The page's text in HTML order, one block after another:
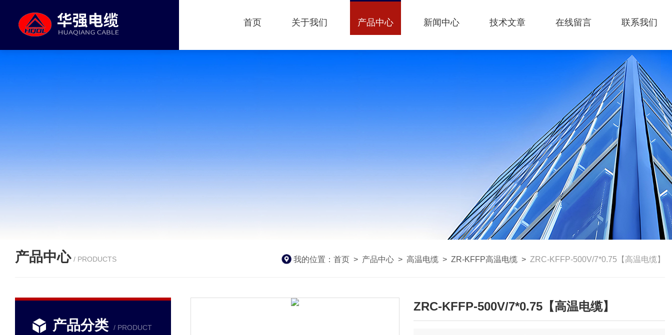
首页 关于我们 产品中心 新闻中心 技术文章 在线留言 联系我们
产品中心 / PRODUCTS 我的位置： 首页 > 产品中心 > 高温电缆 > ZR-KFFP高温电缆 > ZRC-KFFP-500V/7*0.75【高温电缆】
产品分类 / PRODUCT
ZRC-KFFP-500V/7*0.75【高温电缆】